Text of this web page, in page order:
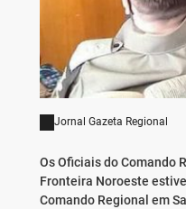
Jornal Gazeta Regional
Os Oficiais do Comando
Fronteira Noroeste
Comando Regional em